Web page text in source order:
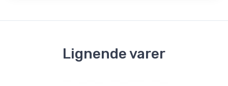
Lignende varer